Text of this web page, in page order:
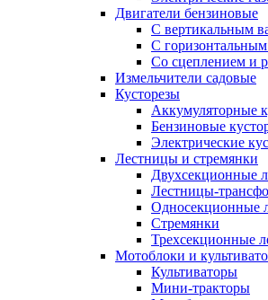
Двигатели бензиновые
С вертикальным
С
Со сцеплением и
Измельчители садовые
Кусторезы
Аккумуляторные
Бензиновые
Электрические
Лестницы и стремянки
Двухсекционные
Лестницы-
Односекционные
Стремянки
Трехсекционные
Мотоблоки и
Культиваторы
Мини-тракторы